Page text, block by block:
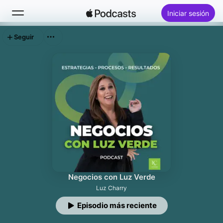
Iniciar sesión
Novedades
Lo más escuchado
Negocios con Luz Verde
Luz Charry
Episodio más reciente
Seguir